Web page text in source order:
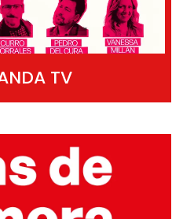
TV